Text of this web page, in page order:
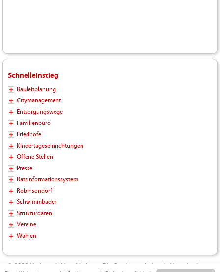
Schnelleinstieg
Bauleitplanung
Citymanagement
Entsorgungswege
Familienbüro
Friedhöfe
Kindertageseinrichtungen
Offene Stellen
Presse
Ratsinformationssystem
Robinsondorf
Schwimmbäder
Strukturdaten
Vereine
Wahlen
© 2026 Kreisstadt Neunkirchen - Die Stadt zum Leben | Kontakt |